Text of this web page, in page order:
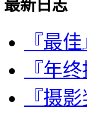
最新日志
『最
『年
『摄